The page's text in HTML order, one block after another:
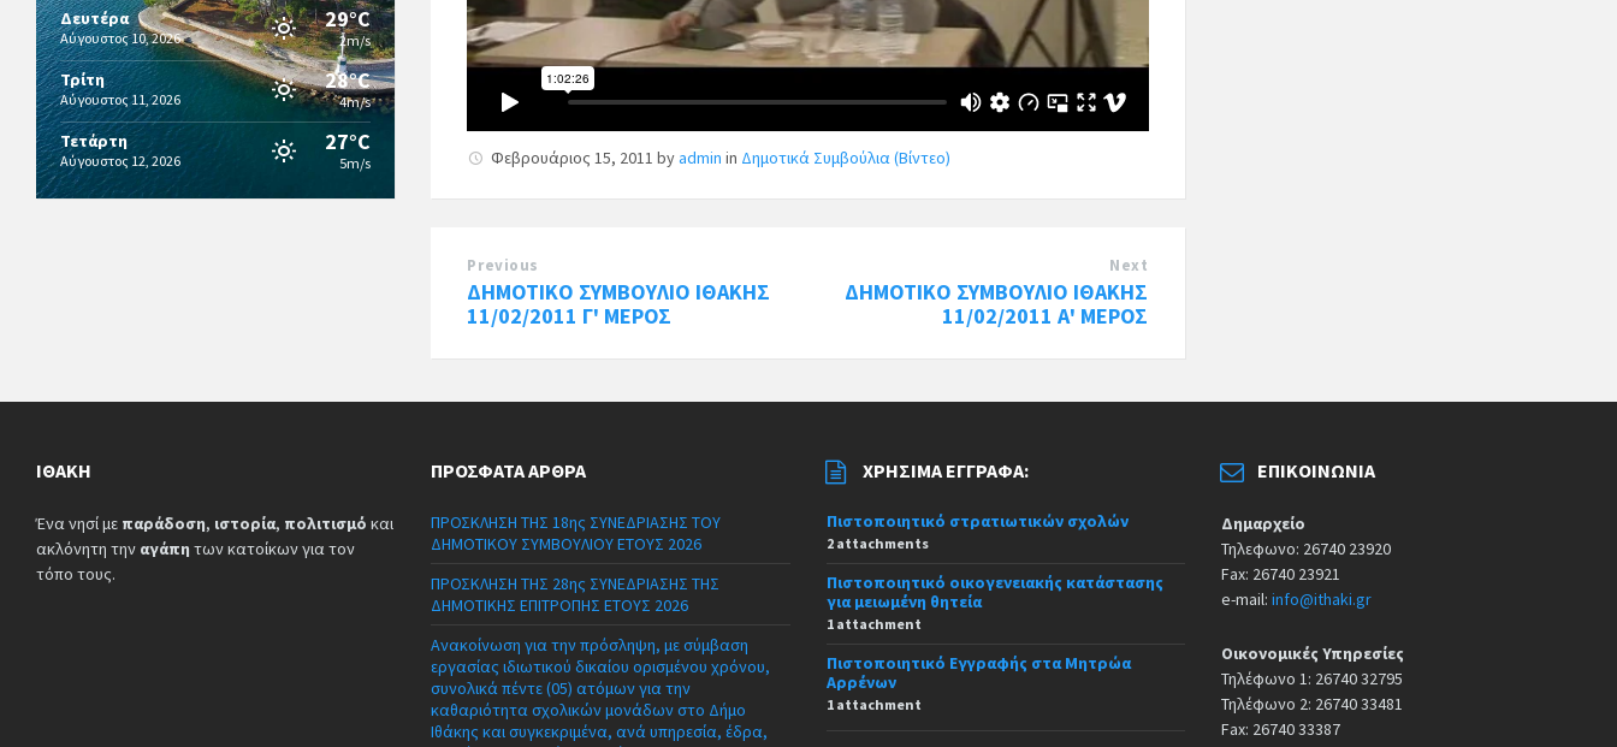
Φεβρουάριος 15, 2011byadmin in Δημοτικά Συμβούλια (Βίντεο)
Previous
ΔΗΜΟΤΙΚΟ ΣΥΜΒΟΥΛΙΟ ΙΘΑΚΗΣ
11/02/2011 Γ' ΜΕΡΟΣ
Next
ΔΗΜΟΤΙΚΟ ΣΥΜΒΟΥΛΙΟ ΙΘΑΚΗΣ
11/02/2011 Α' ΜΕΡΟΣ
Δευτέρα
Αύγουστος 10, 2026
29°C
2m/s
Τρίτη
Αύγουστος 11, 2026
28°C
4m/s
Τετάρτη
Αύγουστος 12, 2026
27°C
5m/s
ΙΘΆΚΗ
Ένα νησί με παράδοση, ιστορία, πολιτισμό και
ακλόνητη την αγάπη των κατοίκων για τον
τόπο τους.
ΠΡΌΣΦΑΤΑ ΆΡΘΡΑ
ΠΡΟΣΚΛΗΣΗ ΤΗΣ 18ης ΣΥΝΕΔΡΙΑΣΗΣ ΤΟΥ
ΔΗΜΟΤΙΚΟΥ ΣΥΜΒΟΥΛΙΟΥ ΕΤΟΥΣ 2026
ΠΡΟΣΚΛΗΣΗ ΤΗΣ 28ης ΣΥΝΕΔΡΙΑΣΗΣ ΤΗΣ
ΔΗΜΟΤΙΚΗΣ ΕΠΙΤΡΟΠΗΣ ΕΤΟΥΣ 2026
Ανακοίνωση για την πρόσληψη, με σύμβαση
εργασίας ιδιωτικού δικαίου ορισμένου χρόνου,
συνολικά πέντε (05) ατόμων για την
καθαριότητα σχολικών μονάδων στο Δήμο
Ιθάκης και συγκεκριμένα, ανά υπηρεσία, έδρα,
ΧΡΉΣΙΜΑ ΈΓΓΡΑΦΑ:
Πιστοποιητικό στρατιωτικών σχολών
2 attachments
Πιστοποιητικό οικογενειακής κατάστασης
για μειωμένη θητεία
1 attachment
Πιστοποιητικό Εγγραφής στα Μητρώα
Αρρένων
1 attachment
ΕΠΙΚΟΙΝΩΝΊΑ
Δημαρχείο
Τηλεφωνο: 26740 23920
Fax: 26740 23921
e-mail:info@ithaki.gr
Οικονομικές Υπηρεσίες
Τηλέφωνο 1: 26740 32795
Τηλέφωνο 2: 26740 33481
Fax: 26740 33387